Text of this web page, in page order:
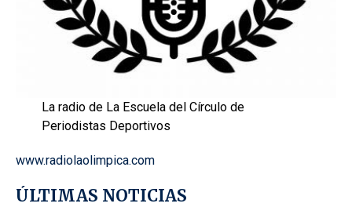
La radio de La Escuela del Círculo de
Periodistas Deportivos
www.radiolaolimpica.com
ÚLTIMAS NOTICIAS